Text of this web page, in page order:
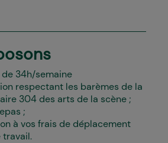
34h/semaine
respectant les barèmes de la
304 des arts de la scène ;
;
à vos frais de déplacement
travail.